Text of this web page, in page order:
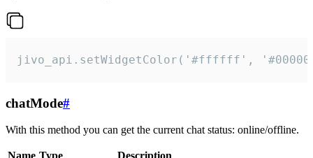
jivo_api.setWidgetColor('#ffffff',
chatMode#
With this method you can get the current chat status: online/offline.